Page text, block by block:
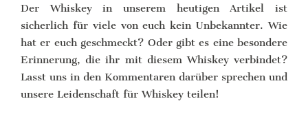
Der Whiskey in unserem heutigen Artikel ist
sicherlich für viele von euch kein Unbekannter. Wie
hat er euch geschmeckt? Oder gibt es eine besondere
Erinnerung, die ihr mit diesem Whiskey verbindet?
Lasst uns in den Kommentaren darüber sprechen und
unsere Leidenschaft für Whiskey teilen!